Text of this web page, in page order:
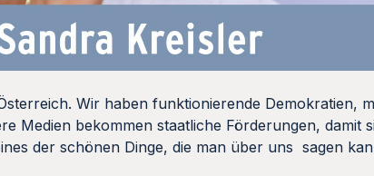
Wir haben funktionierende Demokratien,
Medien bekommen staatliche Förderungen, damit
der schönen Dinge, die man über uns sagen